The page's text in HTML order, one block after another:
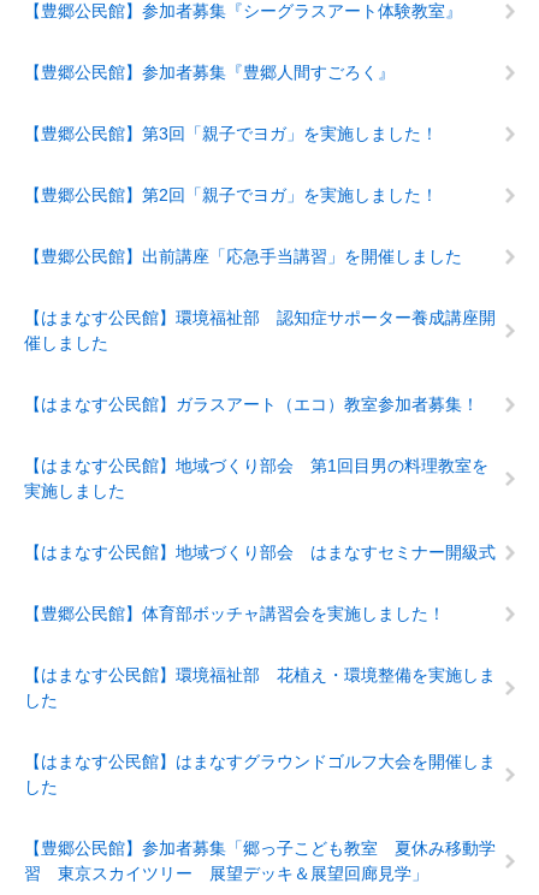
【豊郷公民館】参加者募集『シーグラスアート体験教室』
【豊郷公民館】参加者募集『豊郷人間すごろく』
【豊郷公民館】第3回「親子でヨガ」を実施しました！
【豊郷公民館】第2回「親子でヨガ」を実施しました！
【豊郷公民館】出前講座「応急手当講習」を開催しました
【はまなす公民館】環境福祉部 認知症サポーター養成講座開
催しました
【はまなす公民館】ガラスアート（エコ）教室参加者募集！
【はまなす公民館】地域づくり部会 第1回目男の料理教室を
実施しました
【はまなす公民館】地域づくり部会 はまなすセミナー開級式
【豊郷公民館】体育部ボッチャ講習会を実施しました！
【はまなす公民館】環境福祉部 花植え・環境整備を実施しま
した
【はまなす公民館】はまなすグラウンドゴルフ大会を開催しま
した
【豊郷公民館】参加者募集「郷っ子こども教室 夏休み移動学
習 東京スカイツリー 展望デッキ＆展望回廊見学」